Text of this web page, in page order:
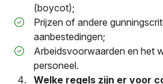
(boycot);
Prijzen of andere
aanbestedingen;
Arbeidsvoorwaarden en het
personeel.
Welke regels zijn er voor